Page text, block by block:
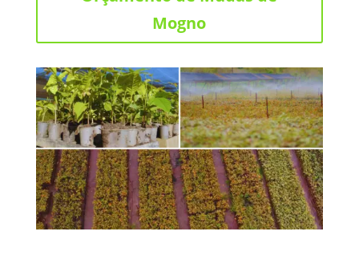
Mogno